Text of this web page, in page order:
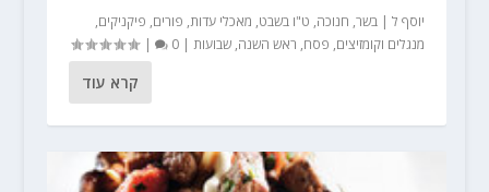
יוסף ל| בשר, חנוכה, ט"ו בשבט, מאכלי עדות, פורים, פיקניקים,
מנגלים וקומזיצים, פסח, ראש השנה, שבועות|
0
|
קרא עוד